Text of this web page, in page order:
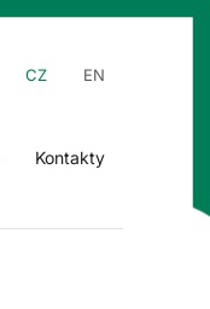
CZ EN
Kontakty